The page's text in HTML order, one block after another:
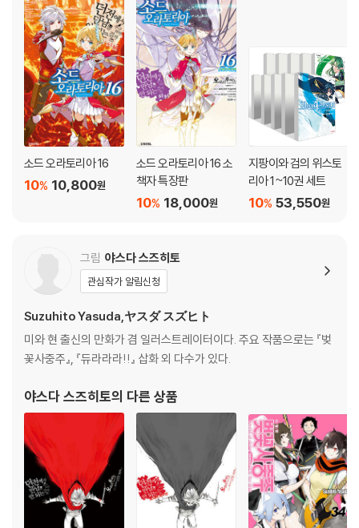
소드 오라토리아 16
10,800원
10%
소드 오라토리아 16 소
책자 특장판
18,000원
10%
지팡이와 검의 위스토
리아 1~10권 세트
53,550원
10%
그림 야스다 스즈히토
관심작가 알림신청
Suzuhito Yasuda,ヤスダ スズヒト
미와 현 출신의 만화가 겸 일러스트레이터이다. 주요 작품으로는 『벚
꽃사중주』, 『듀라라라!!』 삽화 외 다수가 있다.
야스다 스즈히토의 다른 상품